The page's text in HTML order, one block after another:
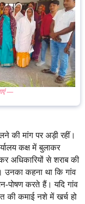
—
की मांग पर अड़ी रहीं।
कक्ष में बुलाकर
अधिकारियों से शराब की
उनका कहना था कि गांव
पोषण करते हैं। यदि गांव
की कमाई नशे में खर्च हो